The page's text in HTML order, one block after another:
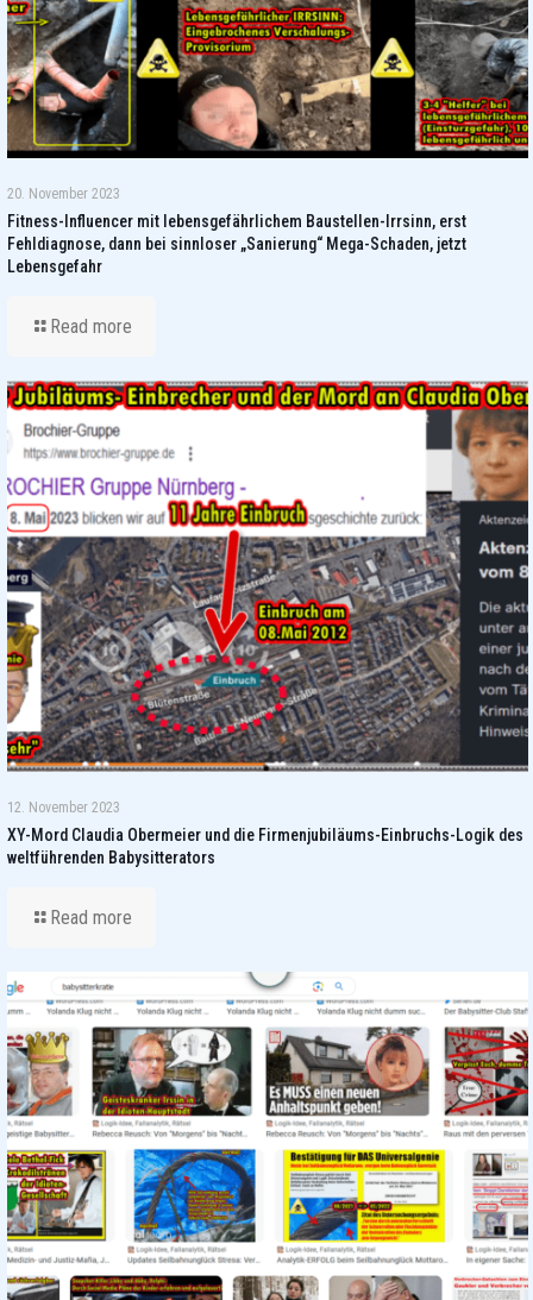
20. November 2023
Fitness-Influencer mit lebensgefährlichem Baustellen-Irrsinn, erst
Fehldiagnose, dann bei sinnloser „Sanierung“ Mega-Schaden, jetzt
Lebensgefahr
Read more
12. November 2023
XY-Mord Claudia Obermeier und die Firmenjubiläums-Einbruchs-Logik des
weltführenden Babysitterators
Read more